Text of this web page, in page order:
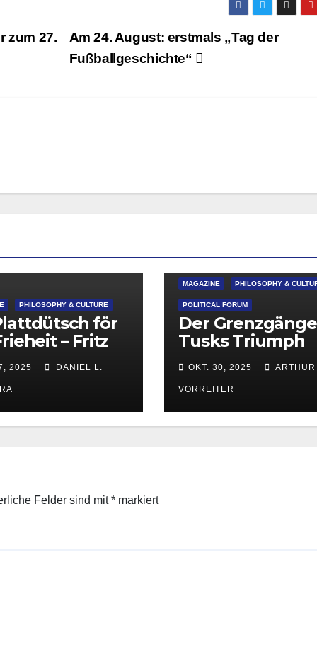
Am 24. August: erstmals „Tag der
Fußballgeschichte“
zum 27.
PHILOSOPHY & CULTURE
för
– Fritz
2025 DANIEL L.
MAGAZINE PHILOSOPHY &
POLITICAL FORUM
Der
Tusks Triumph
Migrationsdoktrin
OKT. 30, 2025 ARTHUR
VORREITER
Felder sind mit* markiert